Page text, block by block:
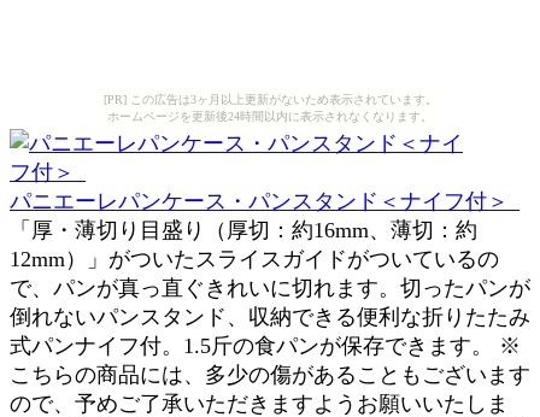
[PR] この広告は3ヶ月以上更新がないため表示されています。
ホームページを更新後24時間以内に表示されなくなります。
パニエーレパンケース・パンスタンド＜ナイフ付＞_
「厚・薄切り目盛り（厚切：約16mm、薄切：約
12mm）」がついたスライスガイドがついているの
で、パンが真っ直ぐきれいに切れます。切ったパンが
倒れないパンスタンド、収納できる便利な折りたたみ
式パンナイフ付。1.5斤の食パンが保存できます。 ※
こちらの商品には、多少の傷があることもございます
ので、予めご了承いただきますようお願いいたしま